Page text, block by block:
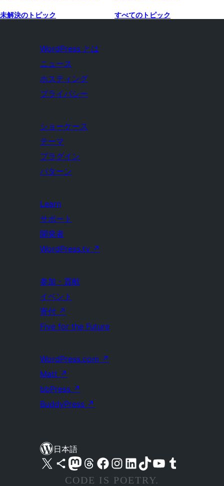
未解決のトピック すべてのトピック
WordPress とは
ニュース
ホスティング
プライバシー
ショーケース
テーマ
プラグイン
パターン
Learn
サポート
開発者
WordPress.tv ↗
参加・貢献
イベント
寄付 ↗
Five for the Future
WordPress.com ↗
Matt ↗
bbPress ↗
BuddyPress ↗
日本語
X (旧 Twitter) アカウントへ Bluesky アカウントへ Mastodon アカウントへ Threads アカウントへ Facebook ページへ Instagram アカウントへ LinkedIn アカウントへTikTok アカウントへ YouTube チャンネルへ Tumblr アカウントへ
CODE IS POETRY.